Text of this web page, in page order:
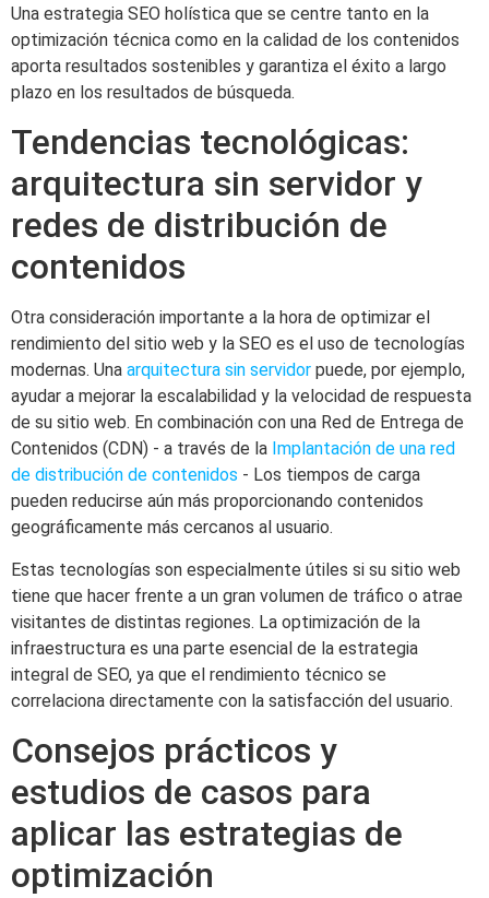
Una estrategia SEO holística que se centre tanto en la
optimización técnica como en la calidad de los contenidos
aporta resultados sostenibles y garantiza el éxito a largo
plazo en los resultados de búsqueda.
Tendencias tecnológicas:
arquitectura sin servidor y
redes de distribución de
contenidos
Otra consideración importante a la hora de optimizar el
rendimiento del sitio web y la SEO es el uso de tecnologías
modernas. Una arquitectura sin servidor puede, por ejemplo,
ayudar a mejorar la escalabilidad y la velocidad de respuesta
de su sitio web. En combinación con una Red de Entrega de
Contenidos (CDN) - a través de la Implantación de una red
de distribución de contenidos - Los tiempos de carga
pueden reducirse aún más proporcionando contenidos
geográficamente más cercanos al usuario.
Estas tecnologías son especialmente útiles si su sitio web
tiene que hacer frente a un gran volumen de tráfico o atrae
visitantes de distintas regiones. La optimización de la
infraestructura es una parte esencial de la estrategia
integral de SEO, ya que el rendimiento técnico se
correlaciona directamente con la satisfacción del usuario.
Consejos prácticos y
estudios de casos para
aplicar las estrategias de
optimización